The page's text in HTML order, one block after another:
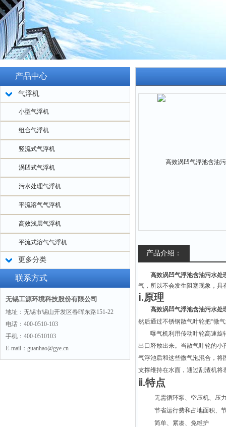
产品中心
气浮机
小型气浮机
组合气浮机
竖流式气浮机
涡凹式气浮机
污水处理气浮机
平流溶气气浮机
高效浅层气浮机
平流式溶气气浮机
更多分类
联系方式
无锡工源环境科技股份有限公司
地址：无锡市锡山开发区春晖东路151-22
电话：400-0510-103
手机：400-0510103
E-mail：guanhao@gye.cn
产品介绍：
高效涡凹气浮池含油污水处
气，所以不会发生阻塞现象，具
ⅰ.原理
高效涡凹气浮池含油污水处
然后通过不锈钢散气叶轮把“微
曝气机利用传动叶轮高速旋
出口释放出来。当散气叶轮的小
气浮池后和这些微气泡混合，将
支撑维持在水面，通过刮渣机将
ⅱ.特点
无需循环泵、空压机、压
节省运行费和占地面积、
简单、紧凑、免维护